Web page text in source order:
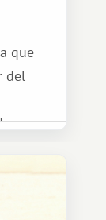
que
del